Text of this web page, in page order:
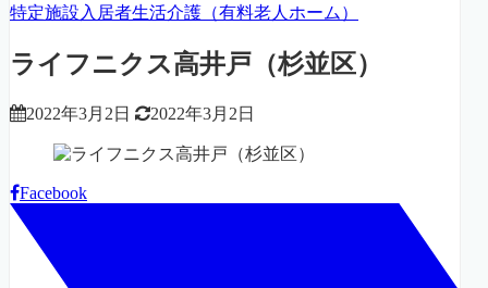
特定施設入居者生活介護（有料老人ホーム）
ライフニクス高井戸（杉並区）
2022年3月2日 2022年3月2日
Facebook